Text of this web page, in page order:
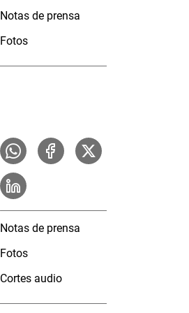
Notas de prensa
Fotos
Notas de prensa
Fotos
Cortes audio